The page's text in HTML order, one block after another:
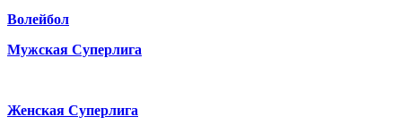
Волейбол
Мужская Суперлига
Женская Суперлига